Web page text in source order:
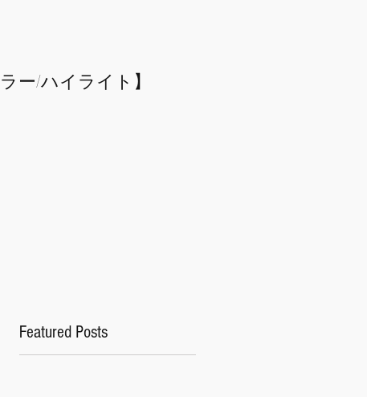
ー/​ハイライト】
Featured Posts